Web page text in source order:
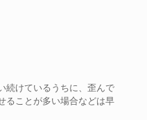
続けているうちに、歪んで
ることが多い場合などは早